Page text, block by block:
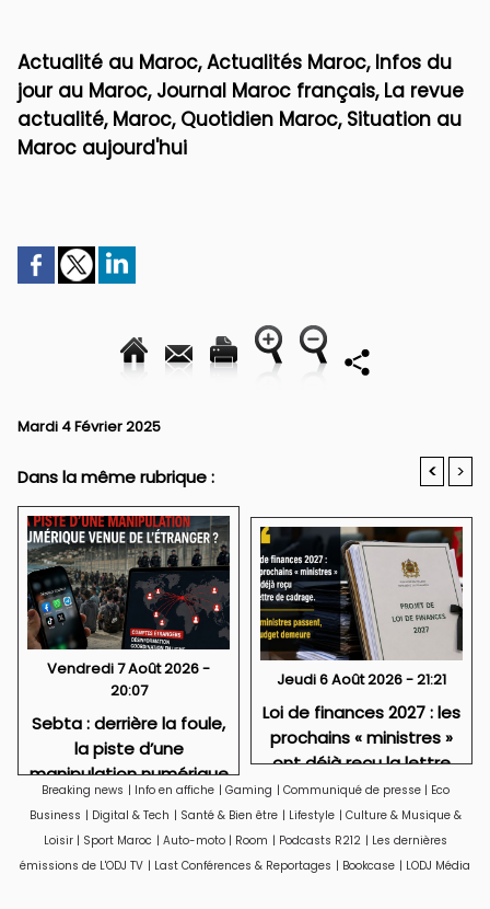
Actualité au Maroc, Actualités Maroc, Infos du
jour au Maroc, Journal Maroc français, La revue
actualité, Maroc, Quotidien Maroc, Situation au
Maroc aujourd'hui
Mardi 4 Février 2025
Dans la même rubrique : < >
Vendredi 7 Août 2026 -
20:07
Sebta : derrière la foule,
la piste d’une
manipulation numérique
venue de l’étranger ?
Jeudi 6 Août 2026 - 21:21
Loi de finances 2027 : les
prochains « ministres »
ont déjà reçu la lettre
de cadrage
Breaking news | Info en affiche | Gaming | Communiqué de presse | Eco
Business | Digital & Tech | Santé & Bien être | Lifestyle | Culture & Musique &
Loisir | Sport Maroc | Auto-moto | Room | Podcasts R212 | Les dernières
émissions de L'ODJ TV | Last Conférences & Reportages | Bookcase | LODJ Média